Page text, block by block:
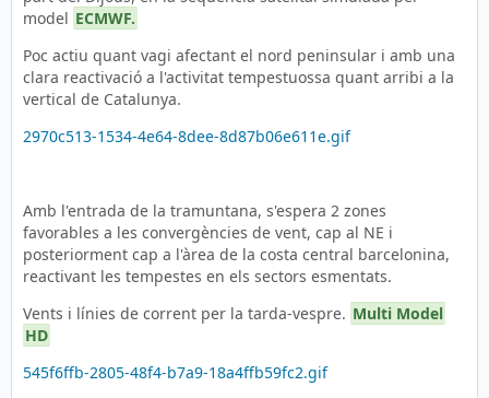
model ECMWF.
Poc actiu quant vagi afectant el nord peninsular i amb una
clara reactivació a l'activitat tempestuossa quant arribi a la
vertical de Catalunya.
2970c513-1534-4e64-8dee-8d87b06e611e.gif
Amb l'entrada de la tramuntana, s'espera 2 zones
favorables a les convergències de vent, cap al NE i
posteriorment cap a l'àrea de la costa central barcelonina,
reactivant les tempestes en els sectors esmentats.
Vents i línies de corrent per la tarda-vespre. Multi Model
HD
545f6ffb-2805-48f4-b7a9-18a4ffb59fc2.gif